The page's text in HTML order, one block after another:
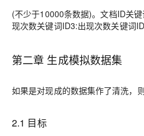
(不少于10000条数据)。文档ID关
现次数关键词ID3:出现次数关键词
第二章 生成模拟数据集
如果是对现成的数据集作了清洗，则
2.1 目标